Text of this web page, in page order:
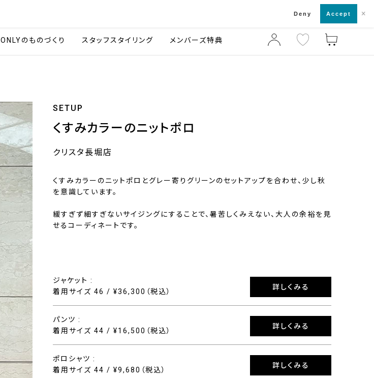
店舗一覧・来店予約
ONLYのものづくり スタッフスタイリング メンバーズ特典
SETUP
くすみカラーのニットポロ
クリスタ長堀店
くすみカラーのニットポロとグレー寄りグリーンのセットアップを合わせ、少し秋
を意識しています。
緩すぎず細すぎないサイジングにすることで、暑苦しくみえない、大人の余裕を見
せるコーディネートです。
ジャケット :
着用サイズ 46 / ¥36,300（税込）
詳しくみる
パンツ :
着用サイズ 44 / ¥16,500（税込）
詳しくみる
ポロシャツ :
着用サイズ 44 / ¥9,680（税込）
詳しくみる
Deny Accept ×